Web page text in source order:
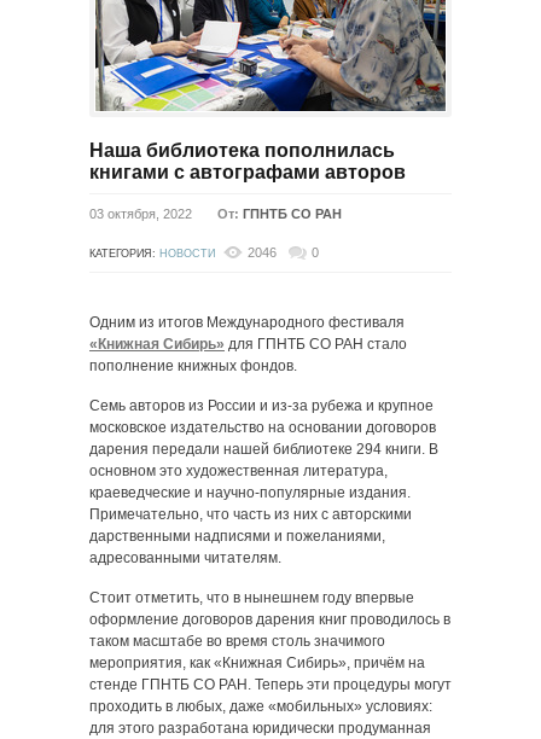
Наша библиотека пополнилась
книгами с автографами авторов
03 октября, 2022 От: ГПНТБ СО РАН
КАТЕГОРИЯ: НОВОСТИ 2046 0
Одним из итогов Международного фестиваля
«Книжная Сибирь» для ГПНТБ СО РАН стало
пополнение книжных фондов.
Семь авторов из России и из-за рубежа и крупное
московское издательство на основании договоров
дарения передали нашей библиотеке 294 книги. В
основном это художественная литература,
краеведческие и научно-популярные издания.
Примечательно, что часть из них с авторскими
дарственными надписями и пожеланиями,
адресованными читателям.
Стоит отметить, что в нынешнем году впервые
оформление договоров дарения книг проводилось в
таком масштабе во время столь значимого
мероприятия, как «Книжная Сибирь», причём на
стенде ГПНТБ СО РАН. Теперь эти процедуры могут
проходить в любых, даже «мобильных» условиях:
для этого разработана юридически продуманная